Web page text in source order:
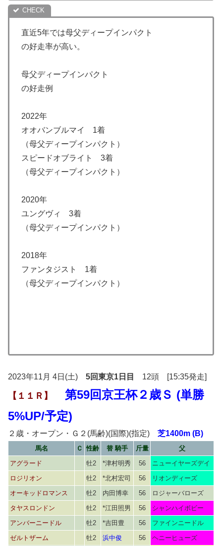
直近5年では母父ディープインパクト
の好走率が高い。
母父ディープインパクト
の好走例
2022年
オオバンブルマイ 1着
（母父ディープインパクト）
スピードオブライト 3着
（母父ディープインパクト）
2020年
ユングヴィ 3着
（母父ディープインパクト）
2018年
ファンタジスト 1着
（母父ディープインパクト）
2023年11月 4日(土) 5回東京1日目 12頭 [15:35発走]
【１１Ｒ】
第59回京王杯２歳Ｓ (単勝
5%UP/予定)
２歳・オープン・Ｇ２(馬齢)(国際)(指定) 芝1400m (B)
馬名 Ｃ 性齢 替 騎手 斤量
父
アグラード
牡2 *津村明秀 56
ニューイヤーズデイ
ロジリオン
牡2 *北村宏司 56
リオンディーズ
オーキッドロマンス
牡2 内田博幸 56
ロジャーバローズ
タヤスロンドン
牡2 *江田照男 56
シャンハイボビー
アンバーニードル
牡2 *吉田豊 56
ファインニードル
ゼルトザーム
牡2 浜中俊 56
ヘニーヒューズ